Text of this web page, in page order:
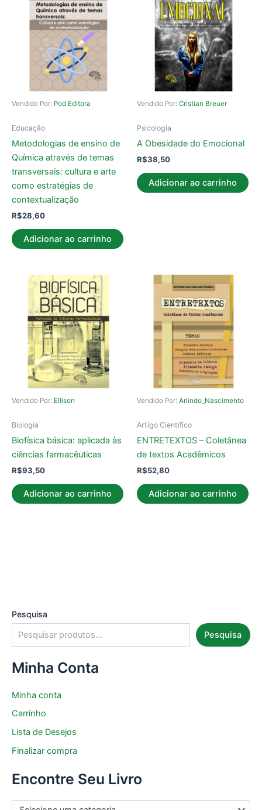
Pesquisa
Pesquisa
Minha Conta
Minha conta
Carrinho
Lista de Desejos
Finalizar compra
Encontre Seu Livro
Vendido Por: Pod Editora
Educação
Metodologias de ensino de
Química através de temas
transversais: cultura e arte
como estratégias de
contextualização
R$28,60
Adicionar ao carrinho
Vendido Por: Cristian Breuer
Psicologia
A Obesidade do Emocional
R$38,50
Adicionar ao carrinho
Vendido Por: Ellison
Biologia
Biofísica básica: aplicada às
ciências farmacêuticas
R$93,50
Adicionar ao carrinho
Vendido Por: Arlindo_Nascimento
Artigo Científico
ENTRETEXTOS – Coletânea
de textos Acadêmicos
R$52,80
Adicionar ao carrinho